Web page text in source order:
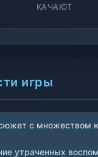
КАЧАЮТ
игры
с множеством
утраченных